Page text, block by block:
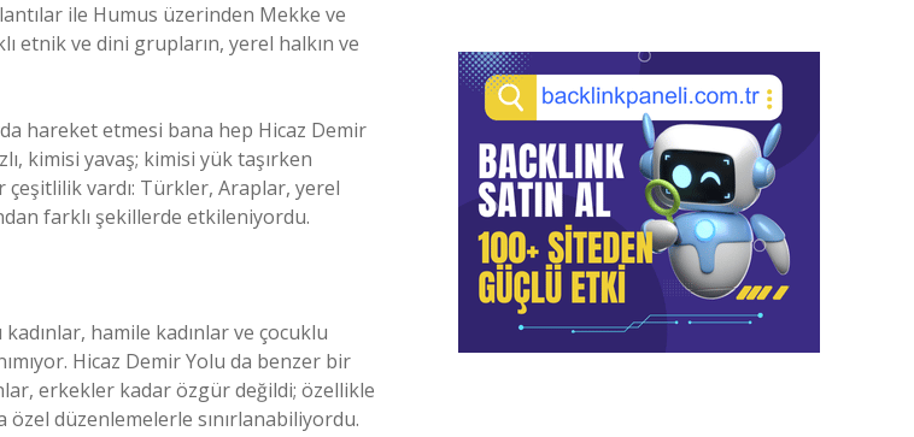
ile Humus üzerinden Mekke ve
etnik ve dini grupların, yerel halkın ve
hareket etmesi bana hep Hicaz Demir
kimisi yavaş; kimisi yük taşırken
vardı: Türkler, Araplar, yerel
farklı şekillerde etkileniyordu.
hamile kadınlar ve çocuklu
Hicaz Demir Yolu da benzer bir
erkekler kadar özgür değildi; özellikle
özel düzenlemelerle sınırlanabiliyordu.